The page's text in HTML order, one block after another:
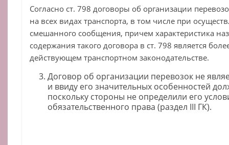
Согласно ст. 798 договоры об организации
на всех видах транспорта, в том числе при
смешанного сообщения, причем характеристика
содержания такого договора в ст. 798 является
действующем транспортном законодательстве.
Договор об организации перевозок не
и ввиду его значительных особенностей
поскольку стороны не определили его
обязательственного права (раздел III ГК).